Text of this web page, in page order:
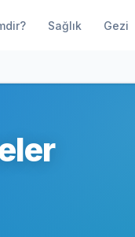
Sağlık Gezi